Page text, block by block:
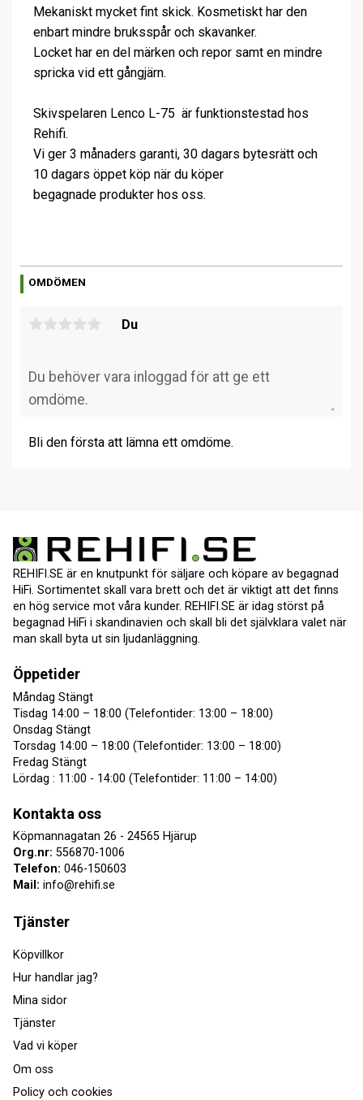
Mekaniskt mycket fint skick. Kosmetiskt har den
enbart mindre bruksspår och skavanker.
Locket har en del märken och repor samt en mindre
spricka vid ett gångjärn.
Skivspelaren Lenco L-75 är funktionstestad hos
Rehifi.
Vi ger 3 månaders garanti, 30 dagars bytesrätt och
10 dagars öppet köp när du köper
begagnade produkter hos oss.
OMDÖMEN
Du
Bli den första att lämna ett omdöme.
REHIFI.SE är en knutpunkt för säljare och köpare av begagnad
HiFi. Sortimentet skall vara brett och det är viktigt att det finns
en hög service mot våra kunder. REHIFI.SE är idag störst på
begagnad HiFi i skandinavien och skall bli det självklara valet när
man skall byta ut sin ljudanläggning.
Öppetider
Måndag Stängt
Tisdag 14:00 – 18:00 (Telefontider: 13:00 – 18:00)
Onsdag Stängt
Torsdag 14:00 – 18:00 (Telefontider: 13:00 – 18:00)
Fredag Stängt
Lördag : 11:00 - 14:00 (Telefontider: 11:00 – 14:00)
Kontakta oss
Köpmannagatan 26 - 24565 Hjärup
Org.nr: 556870-1006
Telefon: 046-150603
Mail: info@rehifi.se
Tjänster
Köpvillkor
Hur handlar jag?
Mina sidor
Tjänster
Vad vi köper
Om oss
Policy och cookies